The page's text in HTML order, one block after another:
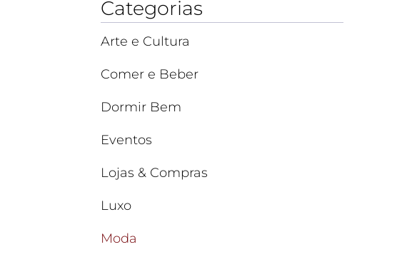
Categorias
Arte e Cultura
Comer e Beber
Dormir Bem
Eventos
Lojas & Compras
Luxo
Moda